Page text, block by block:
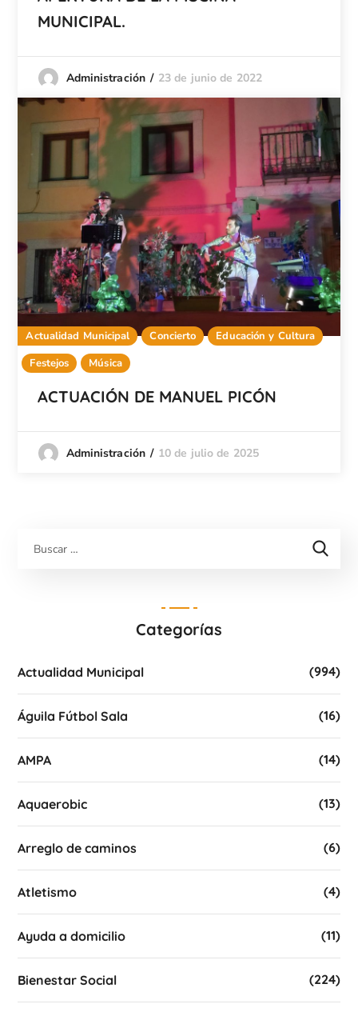
MUNICIPAL.
Administración 23 de junio de 2022
Actualidad Municipal Concierto
Educación y Cultura
Festejos
Música
ACTUACIÓN DE MANUEL PICÓN
Administración 10 de julio de 2025
Categorías
Actualidad Municipal (994)
Águila Fútbol Sala (16)
AMPA (14)
Aquaerobic (13)
Arreglo de caminos (6)
Atletismo (4)
Ayuda a domicilio (11)
Bienestar Social (224)